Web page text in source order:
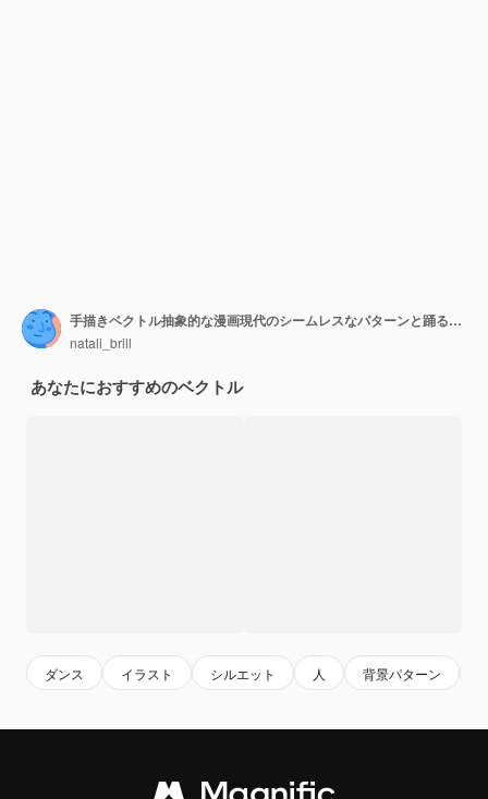
手描きベクトル抽象的な漫画現代のシームレスなパターンと踊る人々
natali_brill
あなたにおすすめのベクトル
ダンス イラスト シルエット 人 背景パターン